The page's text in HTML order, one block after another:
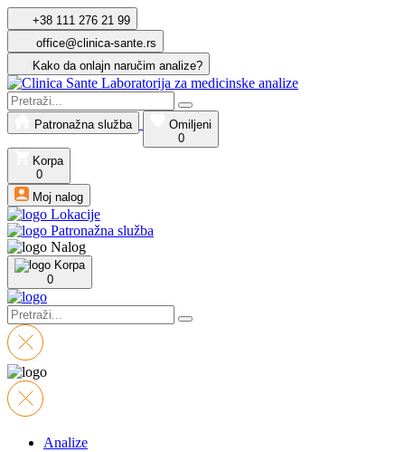
+38 111 276 21 99
office@clinica-sante.rs
Kako da onlajn naručim analize?
Patronažna služba
Omiljeni
0
Korpa
0
Moj nalog
Lokacije
Patronažna služba
Nalog
Korpa
0
Analize